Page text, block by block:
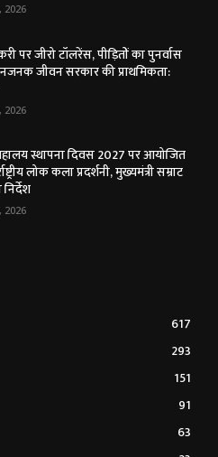
2026
पर जीरो टॉलरेंस, पीड़ितों का पुनर्वास
जीवन सरकार की प्राथमिकता:
2026
स्थापना दिवस 2027 पर आयोजित
लोक कला प्रदर्शनी, मुख्यमंत्री सम्राट
2026
617
293
151
91
63